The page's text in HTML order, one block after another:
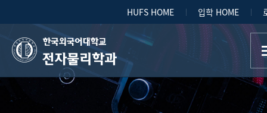
HUFS HOME 입학 HOME
전자물리학과